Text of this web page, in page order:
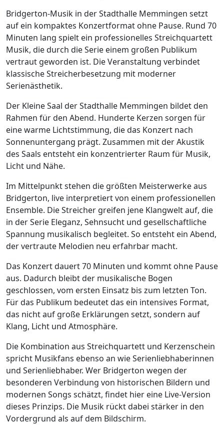
Bridgerton-Musik in der Stadthalle Memmingen setzt
auf ein kompaktes Konzertformat ohne Pause. Rund 70
Minuten lang spielt ein professionelles Streichquartett
Musik, die durch die Serie einem großen Publikum
vertraut geworden ist. Die Veranstaltung verbindet
klassische Streicherbesetzung mit moderner
Serienästhetik.
Der Kleine Saal der Stadthalle Memmingen bildet den
Rahmen für den Abend. Hunderte Kerzen sorgen für
eine warme Lichtstimmung, die das Konzert nach
Sonnenuntergang prägt. Zusammen mit der Akustik
des Saals entsteht ein konzentrierter Raum für Musik,
Licht und Nähe.
Im Mittelpunkt stehen die größten Meisterwerke aus
Bridgerton, live interpretiert von einem professionellen
Ensemble. Die Streicher greifen jene Klangwelt auf, die
in der Serie Eleganz, Sehnsucht und gesellschaftliche
Spannung musikalisch begleitet. So entsteht ein Abend,
der vertraute Melodien neu erfahrbar macht.
Das Konzert dauert 70 Minuten und kommt ohne Pause
aus. Dadurch bleibt der musikalische Bogen
geschlossen, vom ersten Einsatz bis zum letzten Ton.
Für das Publikum bedeutet das ein intensives Format,
das nicht auf große Erklärungen setzt, sondern auf
Klang, Licht und Atmosphäre.
Die Kombination aus Streichquartett und Kerzenschein
spricht Musikfans ebenso an wie Serienliebhaberinnen
und Serienliebhaber. Wer Bridgerton wegen der
besonderen Verbindung von historischen Bildern und
modernen Songs schätzt, findet hier eine Live-Version
dieses Prinzips. Die Musik rückt dabei stärker in den
Vordergrund als auf dem Bildschirm.